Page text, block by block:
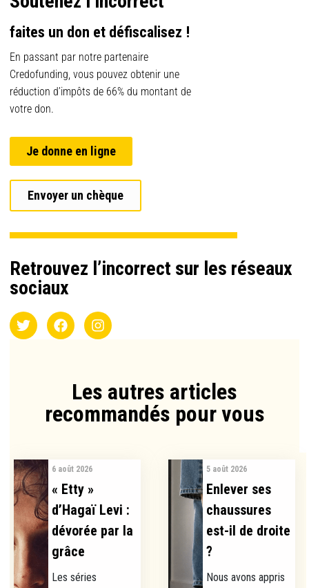
faites un don et défiscalisez !
En passant par notre partenaire
Credofunding, vous pouvez obtenir une
réduction d’impôts de 66% du montant de
votre don.
Je donne en ligne
Envoyer un chèque
Retrouvez l’incorrect sur les réseaux
sociaux
Les autres articles
recommandés pour vous​
6 août 2026
« Etty »
d’Hagaï Levi :
dévorée par la
grâce
Les séries
5 août 2026
Enlever ses
chaussures
est-il de droite
?
Nous avons appris